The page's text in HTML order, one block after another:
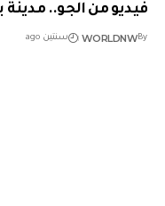
فيديو من الجو.. مدينة
By
WORLDNW سنتين ago